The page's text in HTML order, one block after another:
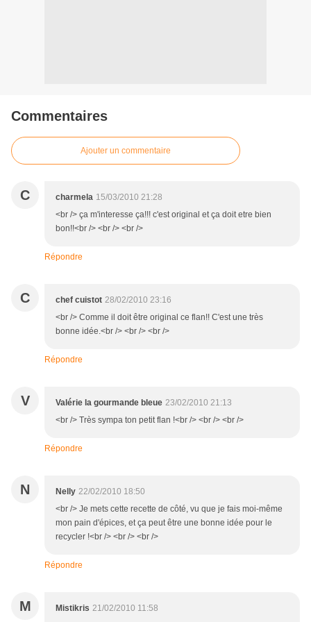
Commentaires
Ajouter un commentaire
C charmela 15/03/2010 21:28
<br /> ça m'interesse ça!!! c'est original et ça doit etre bien
bon!!<br /> <br /> <br />
Répondre
C chef cuistot 28/02/2010 23:16
<br /> Comme il doit être original ce flan!! C'est une très
bonne idée.<br /> <br /> <br />
Répondre
V Valérie la gourmande bleue 23/02/2010 21:13
<br /> Très sympa ton petit flan !<br /> <br /> <br />
Répondre
N Nelly 22/02/2010 18:50
<br /> Je mets cette recette de côté, vu que je fais moi-même
mon pain d'épices, et ça peut être une bonne idée pour le
recycler !<br /> <br /> <br />
Répondre
M Mistikris 21/02/2010 11:58